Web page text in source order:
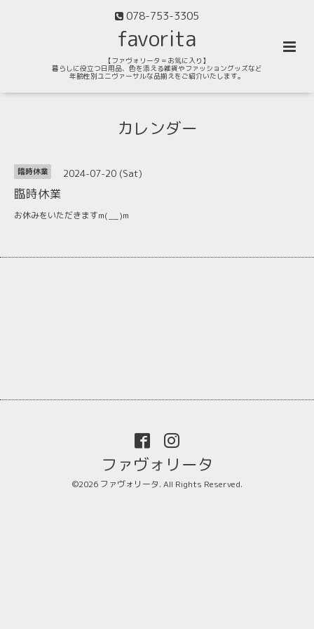
078-753-3305
favorita
【ファヴォリータ＝お気に入り】
暮らしに役立つ日用品、色を添える雑貨やファッショングッズなど
年齢性別ユニヴァーサルな品揃えをご紹介いたします。
カレンダー
臨時休業 2024-07-20 (Sat)
臨時休業
お休みをいただきますm(__)m
ファヴォリータ
©2026 ファヴォリータ. All Rights Reserved.